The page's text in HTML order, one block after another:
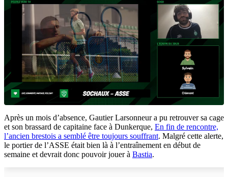
Après un mois d’absence, Gautier Larsonneur a pu retrouver sa cage
et son brassard de capitaine face à Dunkerque, En fin de rencontre,
l’ancien brestois a semblé être toujours souffrant. Malgré cette alerte,
le portier de l’ASSE était bien là à l’entraînement en début de
semaine et devrait donc pouvoir jouer à Bastia.